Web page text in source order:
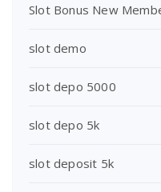
Slot Bonus New
slot demo
slot depo 5000
slot depo 5k
slot deposit 5k